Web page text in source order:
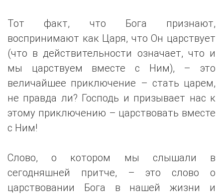
Тот факт, что Бога признают,
воспринимают как Царя, что Он царствует
(что в действительности означает, что и
мы царствуем вместе с Ним), – это
величайшее приключение – стать царем,
не правда ли? Господь и призывает нас к
этому приключению – царствовать вместе
с Ним!
Слово, о котором мы слышали в
сегодняшней притче, – это слово о
царствовании Бога в нашей жизни и